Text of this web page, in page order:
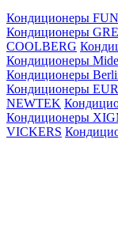
Кондиционеры
Кондиционеры
СOOLBERG
Кондиционеры
Кондиционеры
Кондиционеры
NEWTEK
Кондиционеры
VICKERS